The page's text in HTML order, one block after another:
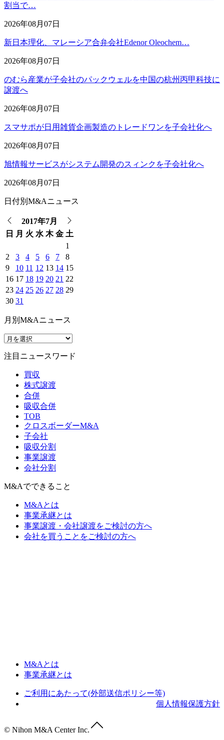
割当で…
2026年08月07日
新日本理化、マレーシア合弁会社Edenor Oleochem…
2026年08月07日
のむら産業が子会社のパックウェルを中国の杭州丙甲科技に
譲渡へ
2026年08月07日
スマサポが日用雑貨企画製造のトレードワンを子会社化へ
2026年08月07日
旭情報サービスがシステム開発のスィンクを子会社化へ
2026年08月07日
日付別M&Aニュース
2017年7月
日
月 火 水 木 金 土
1
2
3 4 5 6 7
8
9
10 11 12 13 14 15
16 17 18 19 20 21 22
23 24 25 26 27 28 29
30 31
月別M&Aニュース
注目ニュースワード
買収
株式譲渡
合併
吸収合併
TOB
クロスボーダーM&A
子会社
吸収分割
事業譲渡
会社分割
M&Aでできること
M&Aとは
事業承継とは
事業譲渡・会社譲渡をご検討の方へ
会社を買うことをご検討の方へ
M&Aとは
事業承継とは
ご利用にあたって(外部送信ポリシー等)
個人情報保護方針
© Nihon M&A Center Inc.